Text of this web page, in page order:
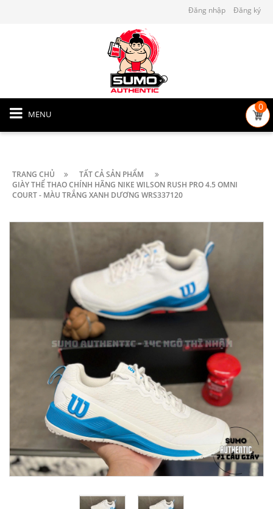
Đăng nhập Đăng ký
MENU
0
TRANG CHỦ
TẤT CẢ SẢN PHẨM
GIÀY THỂ THAO CHÍNH HÃNG NIKE WILSON RUSH PRO 4.5 OMNI
COURT - MÀU TRẮNG XANH DƯƠNG WRS337120